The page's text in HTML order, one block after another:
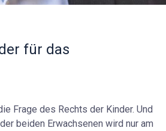
für das
Frage des Rechts der Kinder. Und
beiden Erwachsenen wird nur am